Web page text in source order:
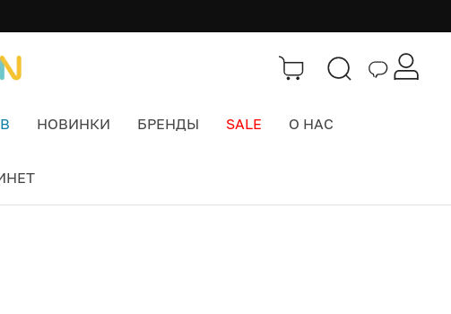
НОВИНКИ БРЕНДЫ SALE О НАС